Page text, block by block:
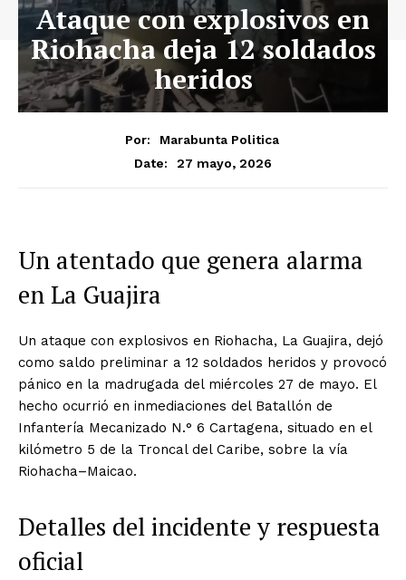
Ataque con explosivos en
Riohacha deja 12 soldados
heridos
Por:
Marabunta Politica
Date:
27 mayo, 2026
Un atentado que genera alarma
en La Guajira
Un ataque con explosivos en Riohacha, La Guajira, dejó
como saldo preliminar a 12 soldados heridos y provocó
pánico en la madrugada del miércoles 27 de mayo. El
hecho ocurrió en inmediaciones del Batallón de
Infantería Mecanizado N.° 6 Cartagena, situado en el
kilómetro 5 de la Troncal del Caribe, sobre la vía
Riohacha–Maicao.
Detalles del incidente y respuesta
oficial